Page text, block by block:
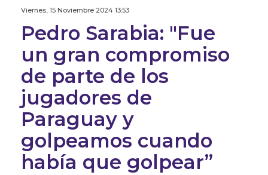
Viernes, 15 Noviembre 2024 13:53
Pedro Sarabia: "Fue
un gran compromiso
de parte de los
jugadores de
Paraguay y
golpeamos cuando
había que golpear”